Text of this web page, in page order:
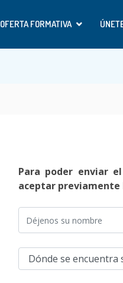
OFERTA FORMATIVA
Para poder enviar
aceptar previamente